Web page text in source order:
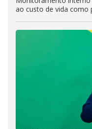
ao custo de vida como